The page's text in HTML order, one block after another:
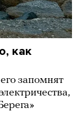
как
запомнят